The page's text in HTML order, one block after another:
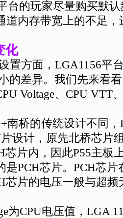
台的玩家尽量购买默
道内存带宽上的不足
化
方面，LGA1156平
的差异。我们先来看
Voltage、CPU VTT
桥的传统设计不同，
设计，原先北桥芯片
芯片内，因此P55主板
是PCH芯片。PCH芯
芯片的电压一般与超
CPU电压值，LGA